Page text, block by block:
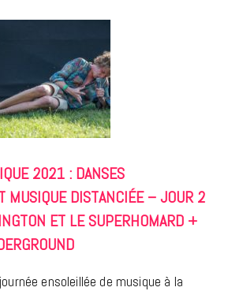
2021 : DANSES
MUSIQUE DISTANCIÉE – JOUR 2
ET LE SUPERHOMARD +
ensoleillée de musique à la